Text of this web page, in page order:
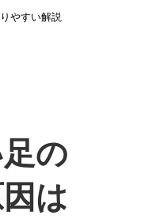
やすい解説
の
は